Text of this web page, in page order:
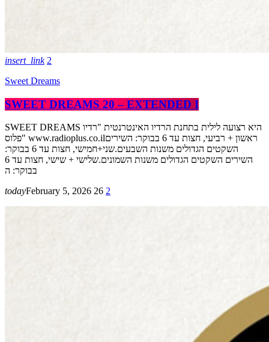
insert_link 2
Sweet Dreams
SWEET DREAMS 20 – EXTENDED I
SWEET DREAMS היא רצועה לילית בתחנת הרדיו האינטרנטית "רדיו
פלוס" www.radioplus.co.ilראשון + רביעי, חצות עד 6 בבוקר: השירים
השקטים הגדולים משנות השבעים.שני+חמישי, חצות עד 6 בבוקר:
השירים השקטים הגדולים משנות השמונים.שלישי + שישי, חצות עד 6
בבוקר: ה
todayFebruary 5, 2026 26 2